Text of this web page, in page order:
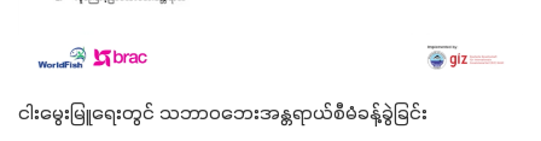
ငါးမွေးမြူရေးတွင် သဘာဝဘေးအန္တရာယ်စီမံခန့်ခွဲခြင်း